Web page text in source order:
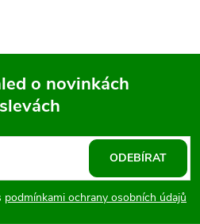
o novinkách
podmínkami ochrany osobních údajů
ODEBÍRAT